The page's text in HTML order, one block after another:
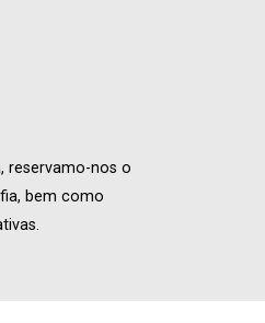
reservamo-nos o
bem como